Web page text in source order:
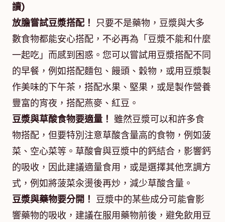
讀)
放膽嘗試豆漿搭配！ 只要不是藥物，豆漿與大多
數食物都能安心搭配，不必再為「豆漿不能和什麼
一起吃」而感到困惑。您可以嘗試用豆漿搭配不同
的早餐，例如搭配麵包、饅頭、穀物，或用豆漿製
作美味的下午茶，搭配水果、堅果，或是製作營養
豐富的宵夜，搭配燕麥、紅豆。
豆漿與草酸食物要適量！ 雖然豆漿可以和許多食
物搭配，但要特別注意草酸含量高的食物，例如菠
菜、空心菜等。草酸會與豆漿中的鈣結合，影響鈣
的吸收，因此建議適量食用，或是選擇其他烹調方
式，例如將菠菜汆燙後再炒，減少草酸含量。
豆漿與藥物要分開！ 豆漿中的某些成分可能會影
響藥物的吸收，建議在服用藥物前後，避免飲用豆